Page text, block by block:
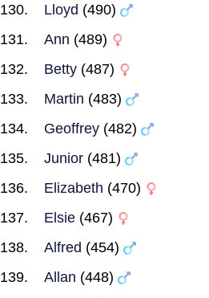
Lloyd (490)
Ann (489)
Betty (487)
Martin (483)
Geoffrey (482)
Junior (481)
Elizabeth (470)
Elsie (467)
Alfred (454)
Allan (448)